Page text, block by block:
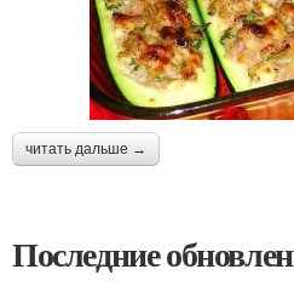
читать дальше →
Последние